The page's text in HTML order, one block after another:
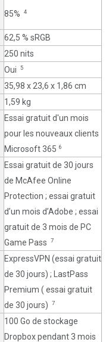
85% 4
62,5 % sRGB
250 nits
Oui 5
35,98 x 23,6 x 1,86 cm
1,59 kg
Essai gratuit d'un mois
pour les nouveaux clients
Microsoft 365 6
Essai gratuit de 30 jours
de McAfee Online
Protection ; essai gratuit
d’un mois d’Adobe ; essai
gratuit de 3 mois de PC
Game Pass
7
ExpressVPN (essai gratuit
de 30 jours) ; LastPass
Premium ( essai gratuit
de 30 jours)
7
100 Go de stockage
Dropbox pendant 3 mois